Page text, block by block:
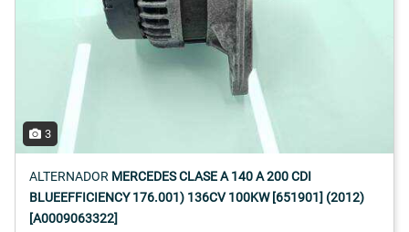
3
ALTERNADOR MERCEDES CLASE A 140 A 200 CDI
BLUEEFFICIENCY 176.001) 136CV 100KW [651901] (2012)
[A0009063322]